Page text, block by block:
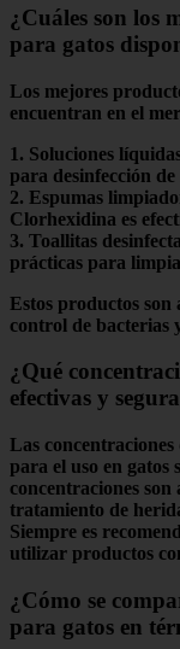
¿Cuáles son los
para gatos
Los mejores
encuentran en el
1. Soluciones
para desinfección de
2. Espumas
Clorhexidina es
3. Toallitas
prácticas para
Estos productos son
control de bacterias
¿Qué
efectivas y
Las concentraciones
para el uso en gatos
concentraciones son
tratamiento de
Siempre es
utilizar productos
¿Cómo se
para gatos en